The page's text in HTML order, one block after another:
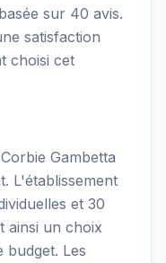
sur 40 avis.
satisfaction
choisi cet
Gambetta
L'établissement
et 30
ainsi un choix
budget. Les